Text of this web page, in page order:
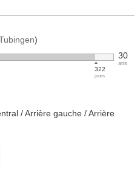
)
322
jours
30
ans
/ Arrière gauche / Arrière